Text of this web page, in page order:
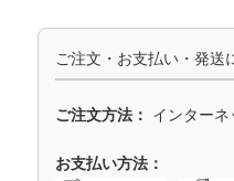
ご注文・お支払い・発送
ご注文方法： インター
お支払い方法：